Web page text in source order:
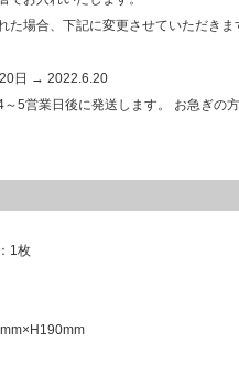
た場合、下記に変更させていただき
日 → 2022.6.20
5営業日後に発送します。 お急ぎの
1枚